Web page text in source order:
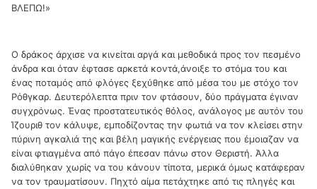
ΒΛΕΠΩ!»
Ο δράκος άρχισε να κινείται αργά και μεθοδικά προς τον πεσμένο
άνδρα και όταν έφτασε αρκετά κοντά,άνοιξε το στόμα του και
ένας ποταμός από φλόγες ξεχύθηκε από μέσα του με στόχο τον
Ρόθγκαρ. Δευτερόλεπτα πριν τον φτάσουν, δύο πράγματα έγιναν
συγχρόνως. Ένας προστατευτικός θόλος, ανάλογος με αυτόν του
Ίζουριθ τον κάλυψε, εμποδίζοντας την φωτιά να τον κλείσει στην
πύρινη αγκαλιά της και βέλη μαγικής ενέργειας που έμοιαζαν να
είναι φτιαγμένα από πάγο έπεσαν πάνω στον Θεριστή. Άλλα
διαλύθηκαν χωρίς να του κάνουν τίποτα, μερικά όμως κατάφεραν
να τον τραυματίσουν. Πηχτό αίμα πετάχτηκε από τις πληγές και